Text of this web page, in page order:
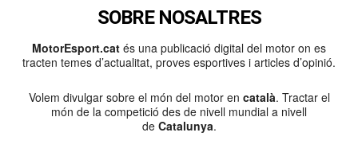
SOBRE NOSALTRES
MotorEsport.cat és una publicació digital del motor on es
tracten temes d’actualitat, proves esportives i articles d’opinió.
Volem divulgar sobre el món del motor en català. Tractar el
món de la competició des de nivell mundial a nivell
de Catalunya.